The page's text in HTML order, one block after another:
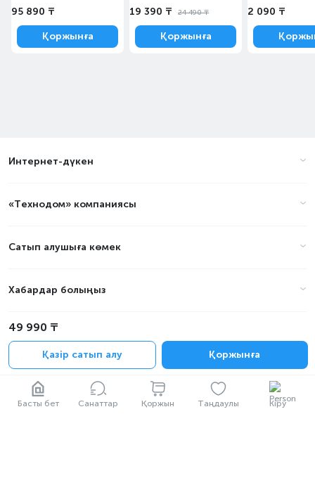
Басты бет Санаттар Қоржын Таңдаулы Кіру
95 890 ₸
Қоржынға
19 390 ₸ 24 490 ₸
Қоржынға
2 090 ₸
49 990 ₸
Қазір сатып алу Қоржынға
Интернет-дүкен
«Технодом» компаниясы
Сатып алушыға көмек
Хабардар болыңыз